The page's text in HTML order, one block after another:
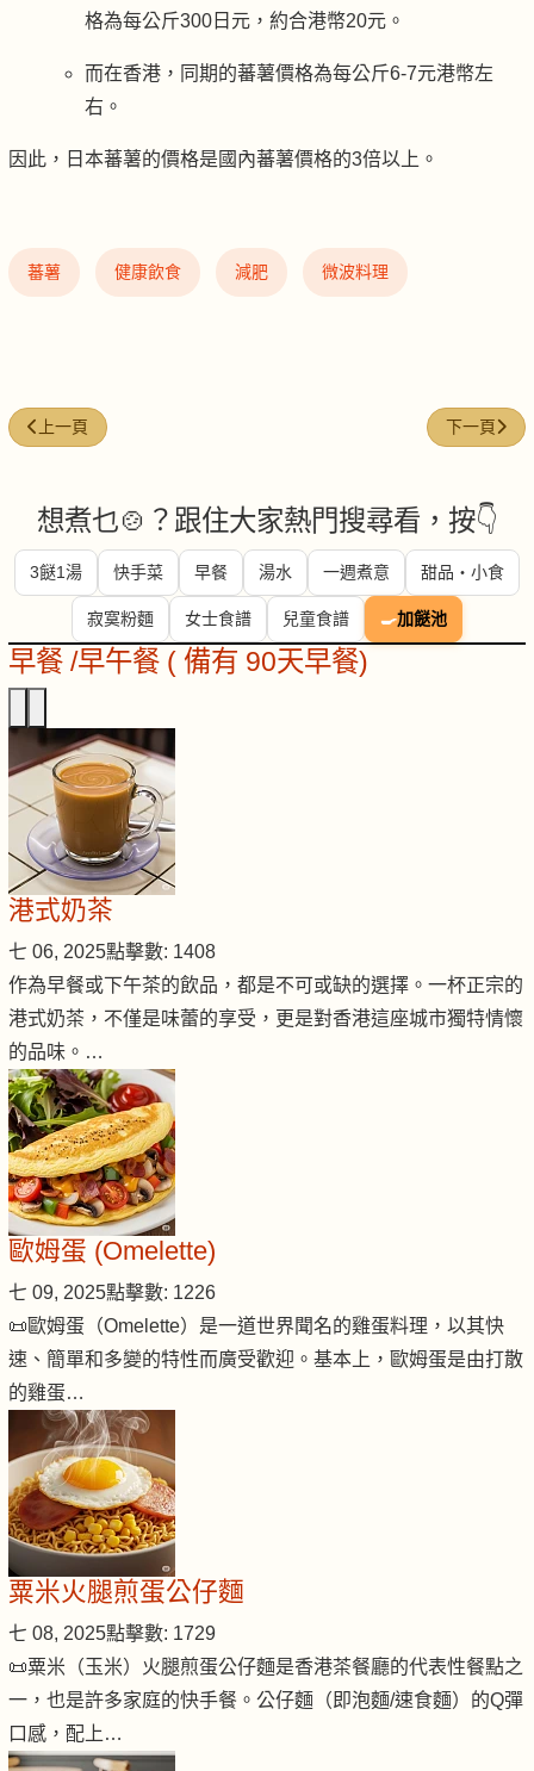
格為每公斤300日元，約合港幣20元。
而在香港，同期的蕃薯價格為每公斤6-7元港幣左
右。
因此，日本蕃薯的價格是國內蕃薯價格的3倍以上。
蕃薯 健康飲食 減肥 微波料理
上一篇文章: 蝦醬通菜牛肉
上一頁 下一篇文章
下一頁
想煮乜🍲？跟住大家熱門搜尋看，按👇
3餸1湯 快手菜 早餐 湯水 一週煮意 甜品・小食
寂寞粉麵 女士食譜 兒童食譜 🍳加餸池
早餐 /早午餐 ( 備有 90天早餐)
港式奶茶
七 06, 2025點擊數: 1408
作為早餐或下午茶的飲品，都是不可或缺的選擇。一杯正宗的
港式奶茶，不僅是味蕾的享受，更是對香港這座城市獨特情懷
的品味。…
歐姆蛋 (Omelette)
七 09, 2025點擊數: 1226
📜歐姆蛋（Omelette）是一道世界聞名的雞蛋料理，以其快
速、簡單和多變的特性而廣受歡迎。基本上，歐姆蛋是由打散
的雞蛋…
粟米火腿煎蛋公仔麵
七 08, 2025點擊數: 1729
📜粟米（玉米）火腿煎蛋公仔麵是香港茶餐廳的代表性餐點之
一，也是許多家庭的快手餐。公仔麵（即泡麵/速食麵）的Q彈
口感，配上…